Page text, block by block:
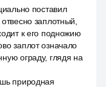
поставил
заплотный,
к его подножию
заплот означало
ограду, глядя на
природная